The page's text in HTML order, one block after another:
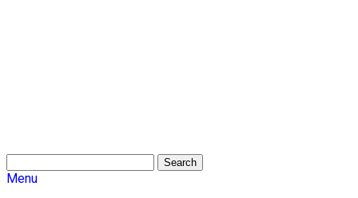
Search
Menu